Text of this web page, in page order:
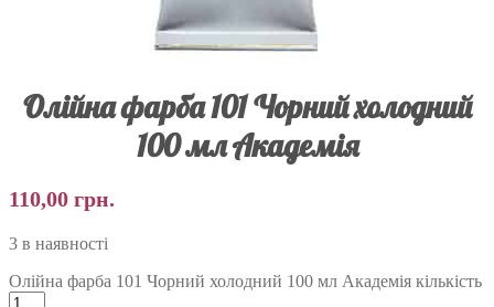
Олійна фарба 101 Чорний холодний
100 мл Академія
110,00 грн.
3 в наявності
Олійна фарба 101 Чорний холодний 100 мл Академія кількість